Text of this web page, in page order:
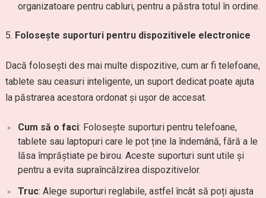
organizatoare pentru cabluri, pentru a păstra totul în ordine.
Folosește suporturi pentru dispozitivele electronice
Dacă folosești des mai multe dispozitive, cum ar fi telefoane,
tablete sau ceasuri inteligente, un suport dedicat poate ajuta
la păstrarea acestora ordonat și ușor de accesat.
Cum să o faci: Folosește suporturi pentru telefoane,
tablete sau laptopuri care le pot ține la îndemână, fără a le
lăsa împrăștiate pe birou. Aceste suporturi sunt utile și
pentru a evita supraîncălzirea dispozitivelor.
Truc: Alege suporturi reglabile, astfel încât să poți ajusta